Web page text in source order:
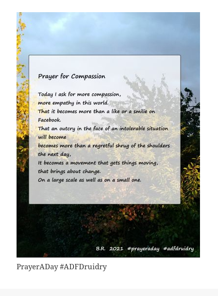
PrayerADay #ADFDruidry